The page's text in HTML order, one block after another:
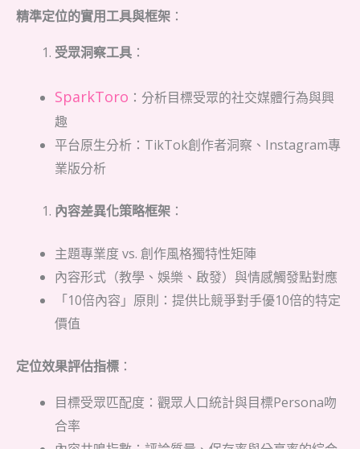
精準定位的實用工具與框架 ：
受眾洞察工具 ：
SparkToro ：分析目標受眾的社交媒體行為與興
趣
平台原生分析：TikTok創作者洞察、Instagram專
業版分析
內容差異化策略框架 ：
主題專業度 vs. 創作風格獨特性矩陣
內容形式（教學、娛樂、啟發）與情感觸發點對應
「10倍內容」原則：提供比競爭對手優10倍的特定
價值
定位效果評估指標 ：
目標受眾匹配度：觀眾人口統計與目標Persona吻
合率